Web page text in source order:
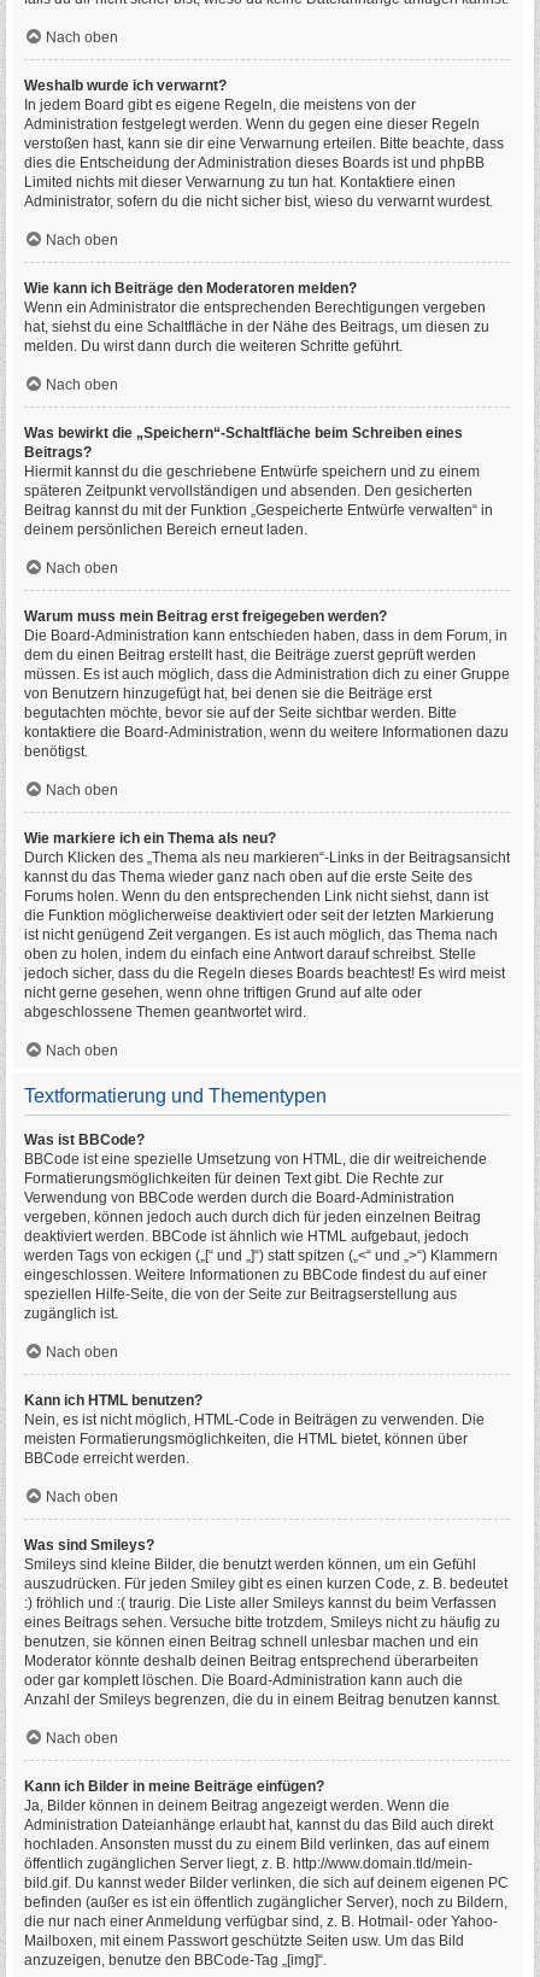
Nach oben
Weshalb wurde ich verwarnt?
In jedem Board gibt es eigene Regeln, die meistens von der
Administration festgelegt werden. Wenn du gegen eine dieser Regeln
verstoßen hast, kann sie dir eine Verwarnung erteilen. Bitte beachte, dass
dies die Entscheidung der Administration dieses Boards ist und phpBB
Limited nichts mit dieser Verwarnung zu tun hat. Kontaktiere einen
Administrator, sofern du die nicht sicher bist, wieso du verwarnt wurdest.
Nach oben
Wie kann ich Beiträge den Moderatoren melden?
Wenn ein Administrator die entsprechenden Berechtigungen vergeben
hat, siehst du eine Schaltfläche in der Nähe des Beitrags, um diesen zu
melden. Du wirst dann durch die weiteren Schritte geführt.
Nach oben
Was bewirkt die „Speichern“-Schaltfläche beim Schreiben eines
Beitrags?
Hiermit kannst du die geschriebene Entwürfe speichern und zu einem
späteren Zeitpunkt vervollständigen und absenden. Den gesicherten
Beitrag kannst du mit der Funktion „Gespeicherte Entwürfe verwalten“ in
deinem persönlichen Bereich erneut laden.
Nach oben
Warum muss mein Beitrag erst freigegeben werden?
Die Board-Administration kann entschieden haben, dass in dem Forum, in
dem du einen Beitrag erstellt hast, die Beiträge zuerst geprüft werden
müssen. Es ist auch möglich, dass die Administration dich zu einer Gruppe
von Benutzern hinzugefügt hat, bei denen sie die Beiträge erst
begutachten möchte, bevor sie auf der Seite sichtbar werden. Bitte
kontaktiere die Board-Administration, wenn du weitere Informationen dazu
benötigst.
Nach oben
Wie markiere ich ein Thema als neu?
Durch Klicken des „Thema als neu markieren“-Links in der Beitragsansicht
kannst du das Thema wieder ganz nach oben auf die erste Seite des
Forums holen. Wenn du den entsprechenden Link nicht siehst, dann ist
die Funktion möglicherweise deaktiviert oder seit der letzten Markierung
ist nicht genügend Zeit vergangen. Es ist auch möglich, das Thema nach
oben zu holen, indem du einfach eine Antwort darauf schreibst. Stelle
jedoch sicher, dass du die Regeln dieses Boards beachtest! Es wird meist
nicht gerne gesehen, wenn ohne triftigen Grund auf alte oder
abgeschlossene Themen geantwortet wird.
Nach oben
Textformatierung und Thementypen
Was ist BBCode?
BBCode ist eine spezielle Umsetzung von HTML, die dir weitreichende
Formatierungsmöglichkeiten für deinen Text gibt. Die Rechte zur
Verwendung von BBCode werden durch die Board-Administration
vergeben, können jedoch auch durch dich für jeden einzelnen Beitrag
deaktiviert werden. BBCode ist ähnlich wie HTML aufgebaut, jedoch
werden Tags von eckigen („[“ und „]“) statt spitzen („<“ und „>“) Klammern
eingeschlossen. Weitere Informationen zu BBCode findest du auf einer
speziellen Hilfe-Seite, die von der Seite zur Beitragserstellung aus
zugänglich ist.
Nach oben
Kann ich HTML benutzen?
Nein, es ist nicht möglich, HTML-Code in Beiträgen zu verwenden. Die
meisten Formatierungsmöglichkeiten, die HTML bietet, können über
BBCode erreicht werden.
Nach oben
Was sind Smileys?
Smileys sind kleine Bilder, die benutzt werden können, um ein Gefühl
auszudrücken. Für jeden Smiley gibt es einen kurzen Code, z. B. bedeutet
:) fröhlich und :( traurig. Die Liste aller Smileys kannst du beim Verfassen
eines Beitrags sehen. Versuche bitte trotzdem, Smileys nicht zu häufig zu
benutzen, sie können einen Beitrag schnell unlesbar machen und ein
Moderator könnte deshalb deinen Beitrag entsprechend überarbeiten
oder gar komplett löschen. Die Board-Administration kann auch die
Anzahl der Smileys begrenzen, die du in einem Beitrag benutzen kannst.
Nach oben
Kann ich Bilder in meine Beiträge einfügen?
Ja, Bilder können in deinem Beitrag angezeigt werden. Wenn die
Administration Dateianhänge erlaubt hat, kannst du das Bild auch direkt
hochladen. Ansonsten musst du zu einem Bild verlinken, das auf einem
öffentlich zugänglichen Server liegt, z. B. http://www.domain.tld/mein-
bild.gif. Du kannst weder Bilder verlinken, die sich auf deinem eigenen PC
befinden (außer es ist ein öffentlich zugänglicher Server), noch zu Bildern,
die nur nach einer Anmeldung verfügbar sind, z. B. Hotmail- oder Yahoo-
Mailboxen, mit einem Passwort geschützte Seiten usw. Um das Bild
anzuzeigen, benutze den BBCode-Tag „[img]“.